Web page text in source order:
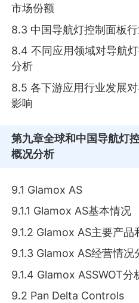
市场份额
8.3 中国导航灯控制面板
8.4 不同应用领域对导航
分析
8.5 各下游应用行业发展
影响
第九章全球和中国导航灯
概况分析
9.1 Glamox AS
9.1.1 Glamox AS基本情况
9.1.2 Glamox AS主要产品
9.1.3 Glamox AS经营情况
9.1.4 Glamox ASSWOT分
9.2 Pan Delta Controls